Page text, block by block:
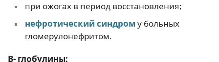
при ожогах в период восстановления;
нефротический синдром у больных
гломерулонефритом.
Β- глобулины: